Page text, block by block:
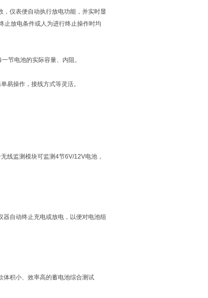
仪表便自动执行放电功能，并实时显
止放电条件或人为进行终止操作时均
节电池的实际容量、内阻。
易操作，接线方式等灵活。
线监测模块可监测4节6V/12V电池，
自动终止充电或放电，以便对电池组
体积小、效率高的蓄电池综合测试